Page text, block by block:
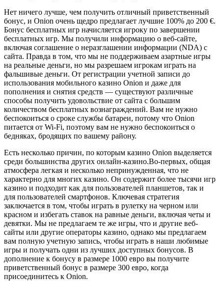
Нет ничего лучше, чем получить отличный приветственный
бонус, и Onion очень щедро предлагает лучшие 100% до 200 €.
Бонус бесплатных игр начисляется игроку по завершении
бесплатных игр. Мы получили информацию о веб-сайте,
включая соглашение о неразглашении информации (NDA) с
сайта. Правда в том, что мы не поддерживаем азартные игры
на реальные деньги, но мы разрешаем игрокам играть на
фальшивые деньги. От регистрации учетной записи до
использования мобильного казино Onion и даже для
пополнения и снятия средств — существуют различные
способы получить удовольствие от сайта с большим
количеством бесплатных вознаграждений. Вам не нужно
беспокоиться о сроке службы батареи, потому что Onion
питается от Wi-Fi, поэтому вам не нужно беспокоиться о
бедняках, бродящих по вашему району.
Есть несколько причин, по которым казино Onion выделяется
среди большинства других онлайн-казино.Во-первых, общая
атмосфера легкая и несколько непринужденная, что не
характерно для многих казино. Он содержит более тысячи игр
казино и подходит как для пользователей планшетов, так и
для пользователей смартфонов. Ключевая стратегия
заключается в том, чтобы играть в рулетку на черном или
красном и избегать ставок на равные деньги, включая четы и
девятки. Мы не предлагаем те же игры, что и другие веб-
сайты или другие операторы казино, однако мы предлагаем
вам полную учетную запись, чтобы играть в наши любимые
игры и получать одни из лучших доступных бонусов. В
дополнение к бонусу в размере 1000 евро вы получите
приветственный бонус в размере 300 евро, когда
присоединитесь к Onion.